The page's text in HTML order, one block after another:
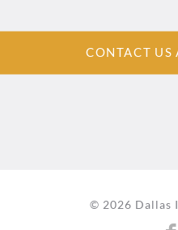
CONTACT US
© 2026 Dallas